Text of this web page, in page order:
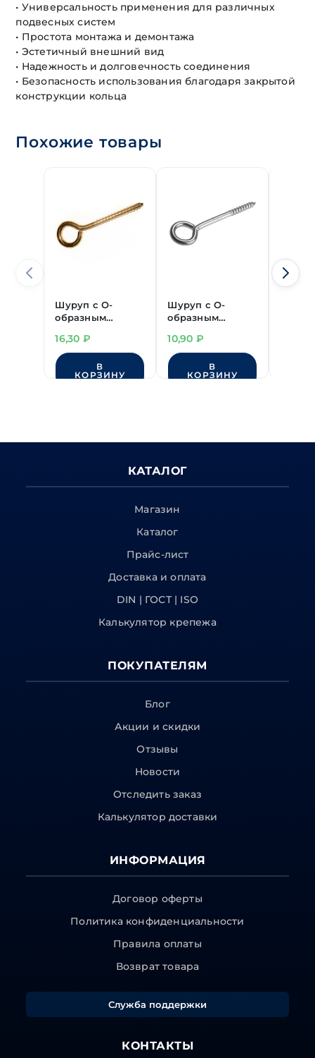
• Универсальность применения для различных
подвесных систем
• Простота монтажа и демонтажа
• Эстетичный внешний вид
• Надежность и долговечность соединения
• Безопасность использования благодаря закрытой
конструкции кольца
Похожие товары
Шуруп с О-
образным
латунир
16,30 ₽
В
КОРЗИНУ
Шуруп с О-
образным
5,0х70 мм, цинк
10,90 ₽
В
КОРЗИНУ
КАТАЛОГ
Магазин
Каталог
Прайс-лист
Доставка и оплата
DIN | ГОСТ | ISO
Калькулятор крепежа
ПОКУПАТЕЛЯМ
Блог
Акции и скидки
Отзывы
Новости
Отследить заказ
Калькулятор доставки
ИНФОРМАЦИЯ
Договор оферты
Политика конфиденциальности
Правила оплаты
Возврат товара
Служба поддержки
КОНТАКТЫ